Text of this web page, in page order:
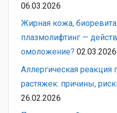
06.03.2026
Жирная кожа,
плазмолифтинг —
омоложение? 02.03.2026
Аллергическая
растяжек: причины,
26.02.2026